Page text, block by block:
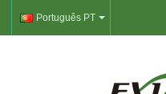
Português PT